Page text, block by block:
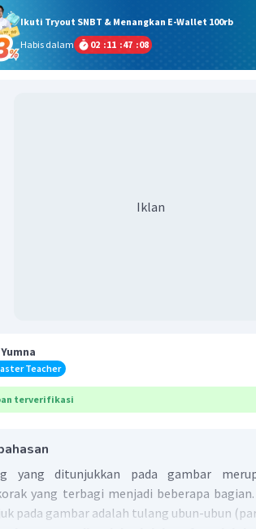
Ikuti Tryout SNBT & Menangkan E-Wallet 100rb
Habis dalam
02 :11 :47 :08
Iklan
Teacher
terverifikasi
yang ditunjukkan pada gambar
yang terbagi menjadi beberapa
pada gambar adalah tulang ubun-ubun